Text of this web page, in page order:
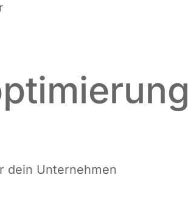
dein Unternehmen